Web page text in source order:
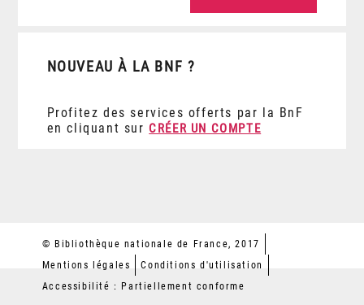
NOUVEAU À LA BNF ?
Profitez des services offerts par la BnF
en cliquant sur CRÉER UN COMPTE
© Bibliothèque nationale de France, 2017
Mentions légales
Conditions d'utilisation
Accessibilité : Partiellement conforme